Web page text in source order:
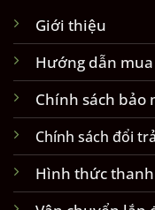
Giới thiệu
Hướng dẫn
Chính sách bảo
Chính sách đổi
Hình thức